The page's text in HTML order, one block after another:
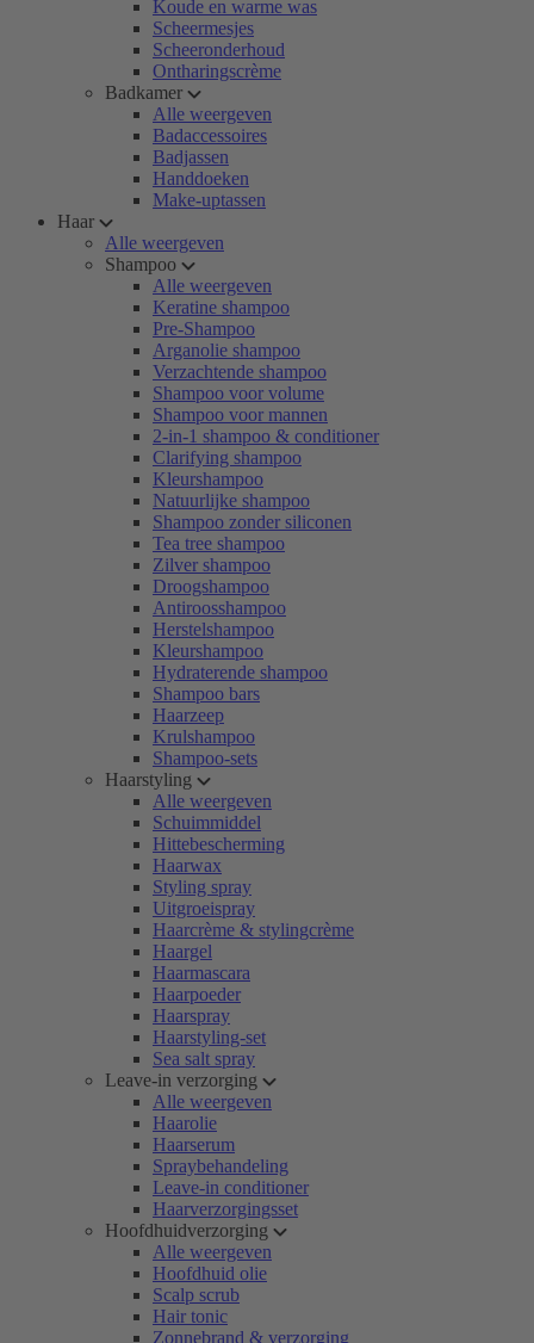
Koude en warme was
Scheermesjes
Scheeronderhoud
Ontharingscrème
Badkamer
Alle weergeven
Badaccessoires
Badjassen
Handdoeken
Make-uptassen
Haar
Alle weergeven
Shampoo
Alle weergeven
Keratine shampoo
Pre-Shampoo
Arganolie shampoo
Verzachtende shampoo
Shampoo voor volume
Shampoo voor mannen
2-in-1 shampoo & conditioner
Clarifying shampoo
Kleurshampoo
Natuurlijke shampoo
Shampoo zonder siliconen
Tea tree shampoo
Zilver shampoo
Droogshampoo
Antiroosshampoo
Herstelshampoo
Kleurshampoo
Hydraterende shampoo
Shampoo bars
Haarzeep
Krulshampoo
Shampoo-sets
Haarstyling
Alle weergeven
Schuimmiddel
Hittebescherming
Haarwax
Styling spray
Uitgroeispray
Haarcrème & stylingcrème
Haargel
Haarmascara
Haarpoeder
Haarspray
Haarstyling-set
Sea salt spray
Leave-in verzorging
Alle weergeven
Haarolie
Haarserum
Spraybehandeling
Leave-in conditioner
Haarverzorgingsset
Hoofdhuidverzorging
Alle weergeven
Hoofdhuid olie
Scalp scrub
Hair tonic
Zonnebrand & verzorging